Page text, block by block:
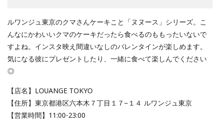
ルワンジュ東京のクマさんケーキこと「ヌヌース」シリーズ。こ
んなにかわいいクマのケーキだったら食べるのももったいないで
すよね。インスタ映え間違いなしのバレンタインが楽しめます。
気になる彼にプレゼントしたり、一緒に食べて楽しんでください
◎
【店名】LOUANGE TOKYO
【住所】東京都港区六本木７丁目１７−１４ ルワンジュ東京
【営業時間】11:00-23:00